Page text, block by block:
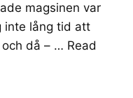
magsinen var
inte lång tid att
då – … Read